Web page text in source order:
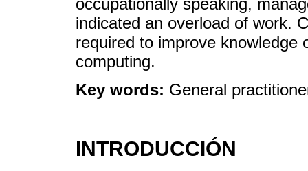
occupationally speaking,
indicated an overload of work.
required to improve knowledge
computing.
Key words: General
INTRODUCCIÓN